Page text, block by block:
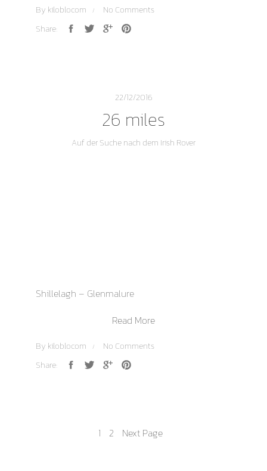
By kiloblocom
No Comments
Share:
22/12/2016
26 miles
Auf der Suche nach dem Irish Rover
Shillelagh – Glenmalure
Read More
By kiloblocom
No Comments
Share:
1 2 Next Page